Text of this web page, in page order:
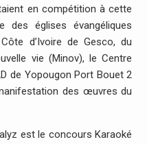
en compétition à cette
des églises évangéliques
d’Ivoire de Gesco, du
vie (Minov), le Centre
de Yopougon Port Bouet 2
des œuvres du
est le concours Karaoké